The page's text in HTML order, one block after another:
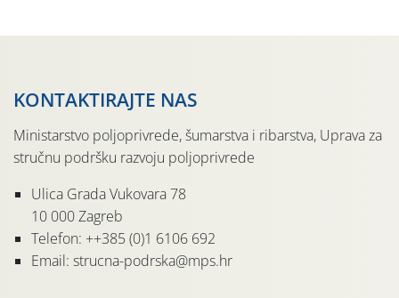
KONTAKTIRAJTE NAS
Ministarstvo poljoprivrede, šumarstva i ribarstva, Uprava za
stručnu podršku razvoju poljoprivrede
Ulica Grada Vukovara 78
10 000 Zagreb
Telefon: ++385 (0)1 6106 692
Email: strucna-podrska@mps.hr